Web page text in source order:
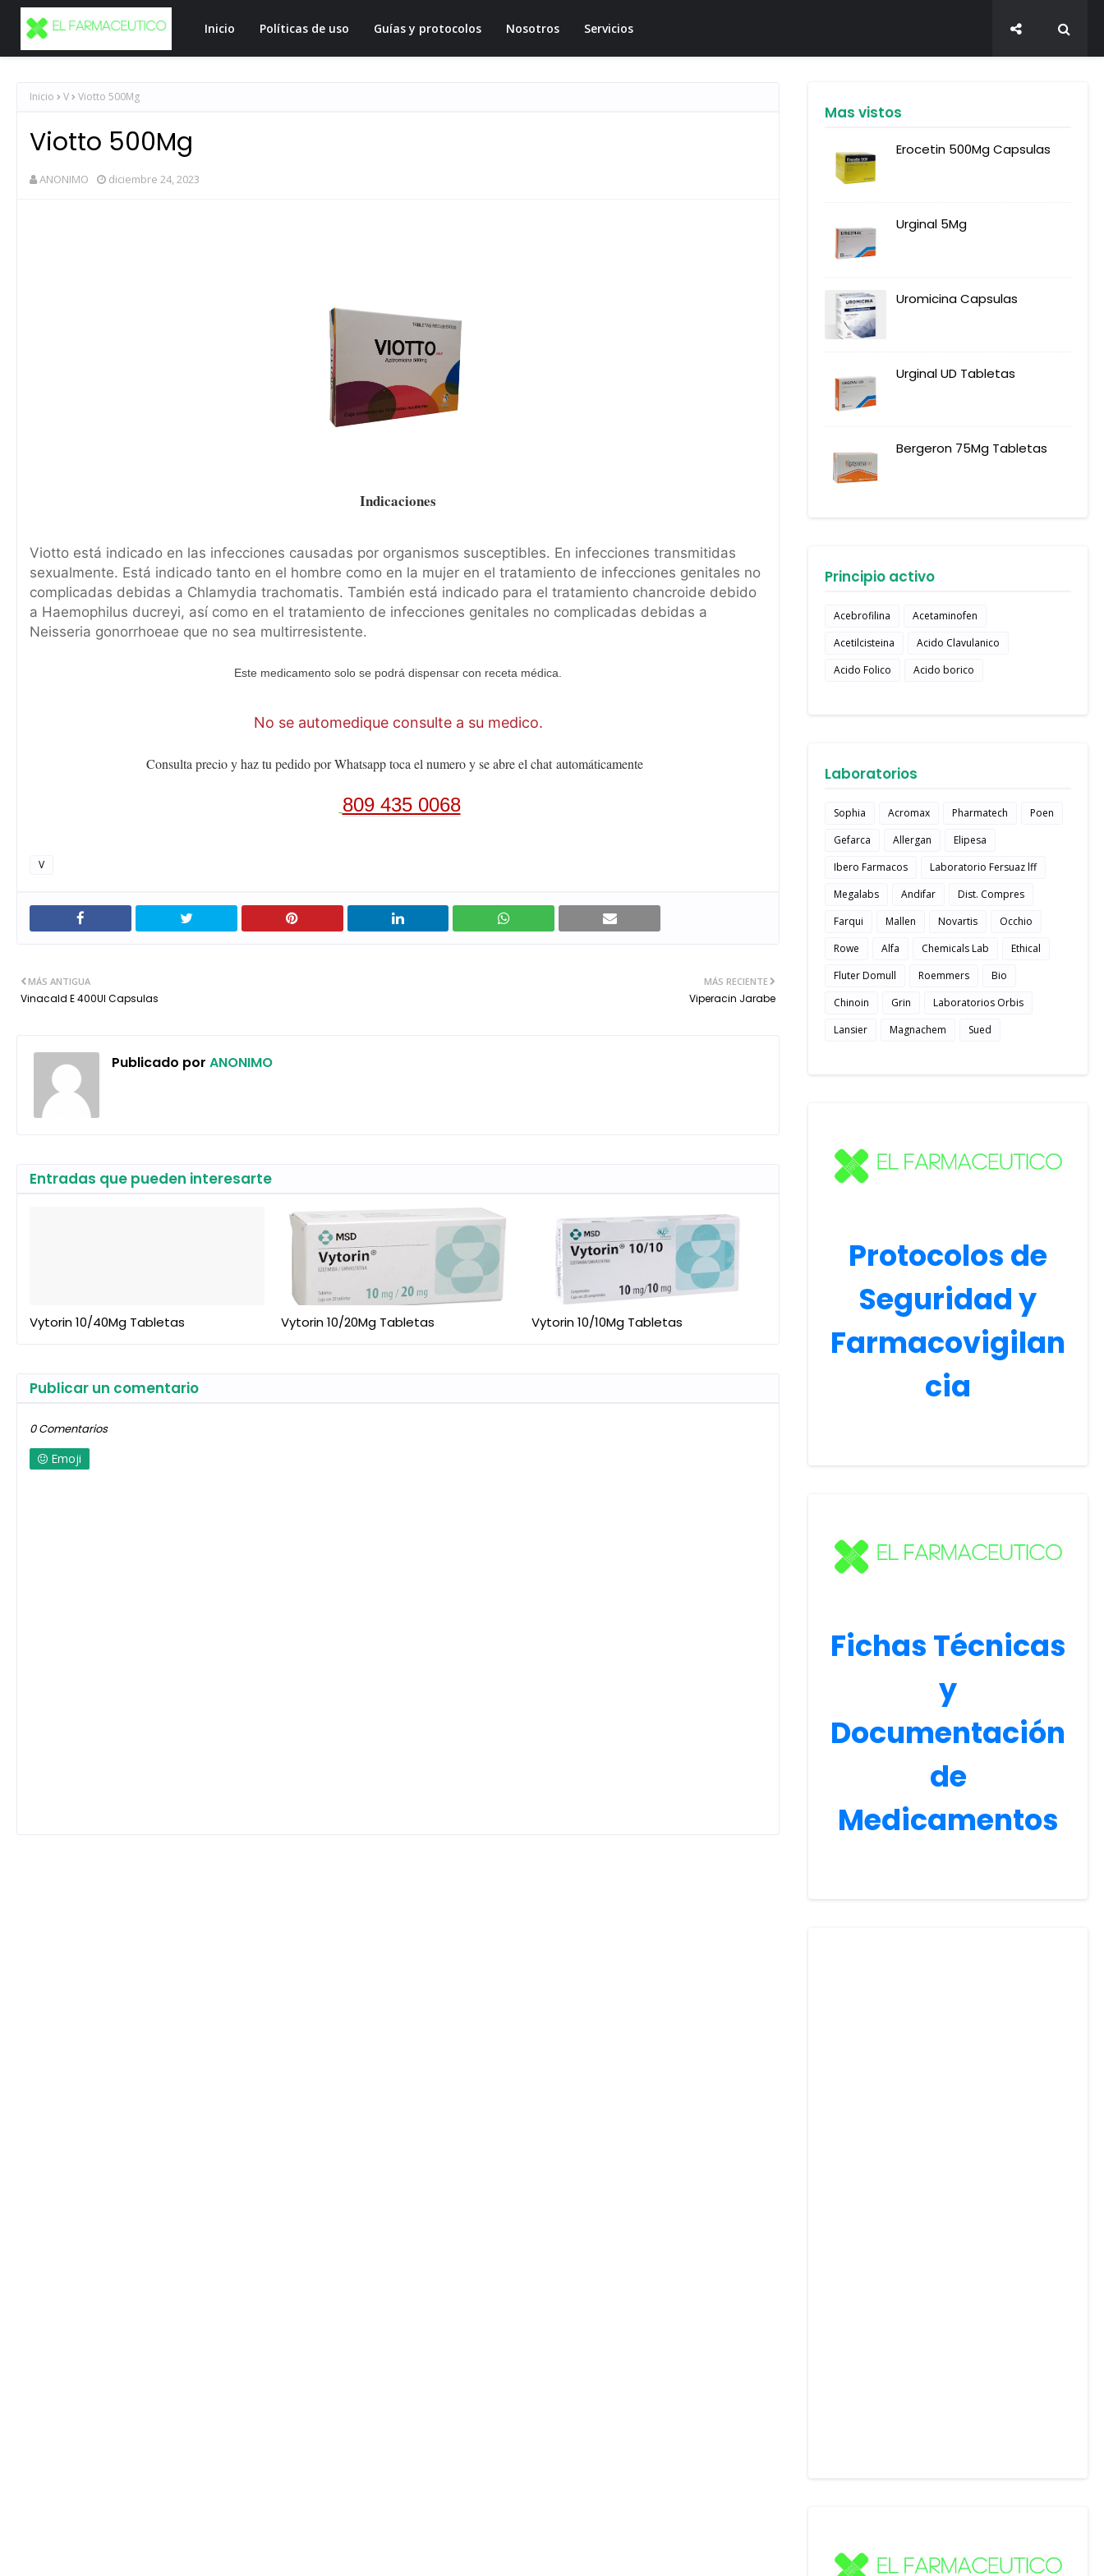
Inicio Políticas de uso Guías y protocolos Nosotros Servicios
Inicio V Viotto 500Mg
Viotto 500Mg
ANONIMO diciembre 24, 2023
Indicaciones
Viotto está indicado en las infecciones causadas por organismos susceptibles. En infecciones transmitidas
sexualmente. Está indicado tanto en el hombre como en la mujer en el tratamiento de infecciones genitales no
complicadas debidas a Chlamydia trachomatis. También está indicado para el tratamiento chancroide debido
a Haemophilus ducreyi, así como en el tratamiento de infecciones genitales no complicadas debidas a
Neisseria gonorrhoeae que no sea multirresistente.
Este medicamento solo se podrá dispensar con receta médica.
No se automedique consulte a su medico.
Consulta precio y haz tu pedido por Whatsapp toca el numero y se abre el chatautomáticamente
809 435 0068
V
MÁS RECIENTE
Viperacin Jarabe
MÁS ANTIGUA
Vinacald E 400UI Capsulas
Publicado por ANONIMO
Entradas que pueden interesarte
Vytorin 10/40Mg Tabletas Vytorin 10/20Mg Tabletas Vytorin 10/10Mg Tabletas
Publicar un comentario
0 Comentarios
Emoji
Mas vistos
Erocetin 500Mg Capsulas
Urginal 5Mg
Uromicina Capsulas
Urginal UD Tabletas
Bergeron 75Mg Tabletas
Principio activo
Acebrofilina
Acetaminofen
Acetilcisteina
Acido Clavulanico
Acido Folico
Acido borico
Laboratorios
Sophia Acromax Pharmatech
Poen
Gefarca
Allergan
Elipesa
Ibero Farmacos
Laboratorio Fersuaz lff
Megalabs
Andifar
Dist. Compres
Farqui
Mallen Novartis
Occhio
Rowe
Alfa Chemicals Lab
Ethical
Fluter Domull
Roemmers
Bio
Chinoin
Grin
Laboratorios Orbis
Lansier
Magnachem Sued
Protocolos de
Seguridad y
Farmacovigilan
cia
Fichas Técnicas
y
Documentación
de
Medicamentos